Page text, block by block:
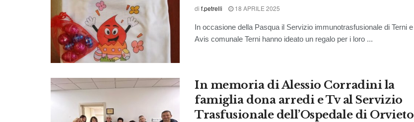
di f.petrelli 18 APRILE 2025
In occasione della Pasqua il Servizio immunotrasfusionale di Terni e
Avis comunale Terni hanno ideato un regalo per i loro ...
In memoria di Alessio Corradini la
famiglia dona arredi e Tv al Servizio
Trasfusionale dell’Ospedale di Orvieto